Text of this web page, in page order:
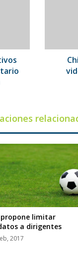
el
impacto
bursátil
propone limitar
a dirigentes
2017